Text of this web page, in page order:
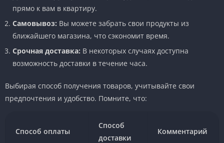
прямо к вам в квартиру.
Самовывоз: Вы можете забрать свои продукты из
ближайшего магазина, что сэкономит время.
Срочная доставка: В некоторых случаях доступна
возможность доставки в течение часа.
Выбирая способ получения товаров, учитывайте свои
предпочтения и удобство. Помните, что:
Способ оплаты
Способ
доставки
Комментарий